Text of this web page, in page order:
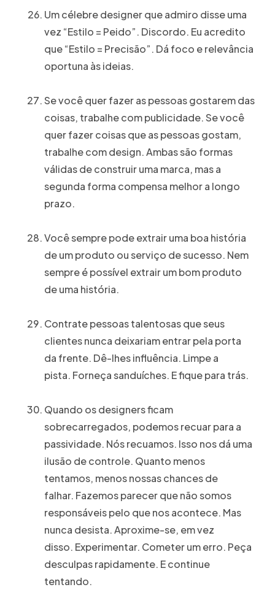
Um célebre designer que admiro disse uma
vez “Estilo = Peido”. Discordo. Eu acredito
que “Estilo = Precisão”. Dá foco e relevância
oportuna às ideias.
Se você quer fazer as pessoas gostarem das
coisas, trabalhe com publicidade. Se você
quer fazer coisas que as pessoas gostam,
trabalhe com design. Ambas são formas
válidas de construir uma marca, mas a
segunda forma compensa melhor a longo
prazo.
Você sempre pode extrair uma boa história
de um produto ou serviço de sucesso. Nem
sempre é possível extrair um bom produto
de uma história.
Contrate pessoas talentosas que seus
clientes nunca deixariam entrar pela porta
da frente. Dê-lhes influência. Limpe a
pista. Forneça sanduíches. E fique para trás.
Quando os designers ficam
sobrecarregados, podemos recuar para a
passividade. Nós recuamos. Isso nos dá uma
ilusão de controle. Quanto menos
tentamos, menos nossas chances de
falhar. Fazemos parecer que não somos
responsáveis ​​pelo que nos acontece. Mas
nunca desista. Aproxime-se, em vez
disso. Experimentar. Cometer um erro. Peça
desculpas rapidamente. E continue
tentando.